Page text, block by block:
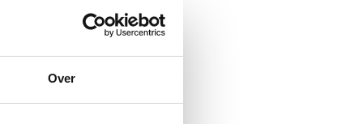
Over